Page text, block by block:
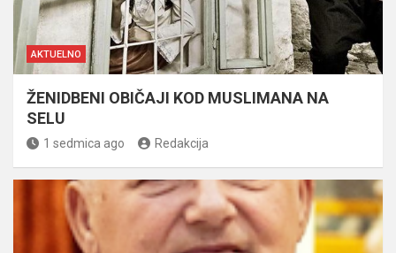
AKTUELNO
ŽENIDBENI OBIČAJI KOD MUSLIMANA NA
SELU
1 sedmica ago Redakcija